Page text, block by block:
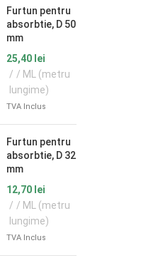
Furtun pentru
absorbtie, D 50
mm
25,40 lei
/ ML (metru
lungime)
TVA Inclus
Furtun pentru
absorbtie, D 32
mm
12,70 lei
/ ML (metru
lungime)
TVA Inclus